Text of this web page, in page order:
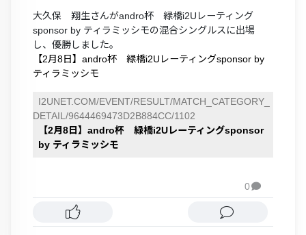
大久保 翔生さんがandro杯 緑橋i2Uレーティング
sponsor by ティラミッシモの混合シングルスに出場
し、優勝しました。
【2月8日】andro杯 緑橋i2Uレーティングsponsor by
ティラミッシモ
I2UNET.COM/EVENT/RESULT/MATCH_CATEGORY_
DETAIL/9644469473D2B884CC/1102
【2月8日】andro杯 緑橋i2Uレーティングsponsor
by ティラミッシモ
0